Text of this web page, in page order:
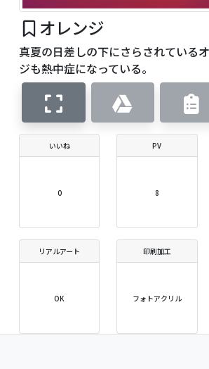
オレンジ
真夏の日差しの下にさらされている
ジも熱中症になっている。
いいね
0
PV
8
リアルアート
OK
印刷加工
フォトアクリル